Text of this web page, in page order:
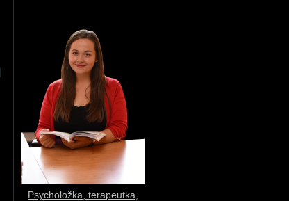
Psycholožka, terapeutka,